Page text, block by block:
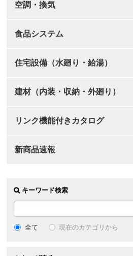
空調・換気
食品システム
住宅設備（水廻り・給湯）
建材（内装・収納・外廻り）
リンク機能付きカタログ
新商品速報
キーワード検索
全て 現在のカテゴリから